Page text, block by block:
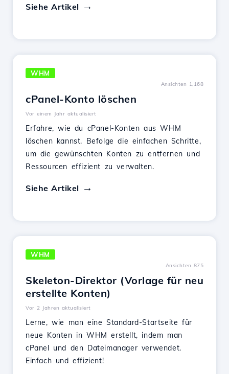
Siehe Artikel
WHM
Ansichten 1,168
cPanel-Konto löschen
Vor einem Jahr aktualisiert
Erfahre, wie du cPanel-Konten aus WHM
löschen kannst. Befolge die einfachen Schritte,
um die gewünschten Konten zu entfernen und
Ressourcen effizient zu verwalten.
Siehe Artikel
WHM
Ansichten 875
Skeleton-Direktor (Vorlage für neu
erstellte Konten)
Vor 2 Jahren aktualisiert
Lerne, wie man eine Standard-Startseite für
neue Konten in WHM erstellt, indem man
cPanel und den Dateimanager verwendet.
Einfach und effizient!